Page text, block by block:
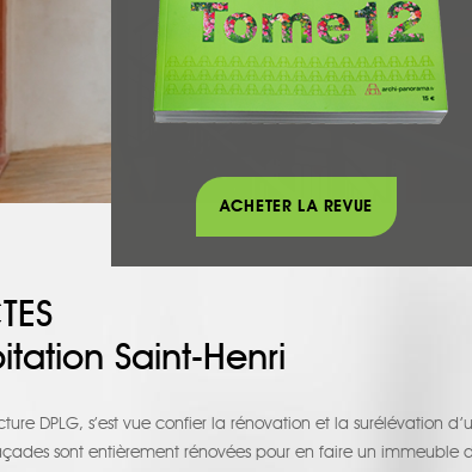
Saint-Henri
DPLG, s’est vue confier la rénovation et la surélévation
sont entièrement rénovées pour en faire un immeuble
ACHETER LA REVUE